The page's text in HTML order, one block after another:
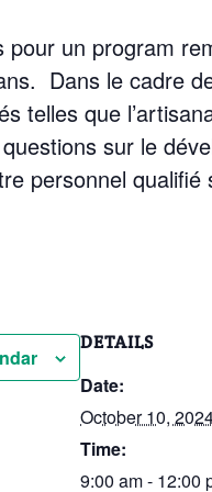
pour un program
Dans le cadre
telles que
sur le
personnel
DETAILS
Date:
October 10,
Time:
9:00 am - 12:00